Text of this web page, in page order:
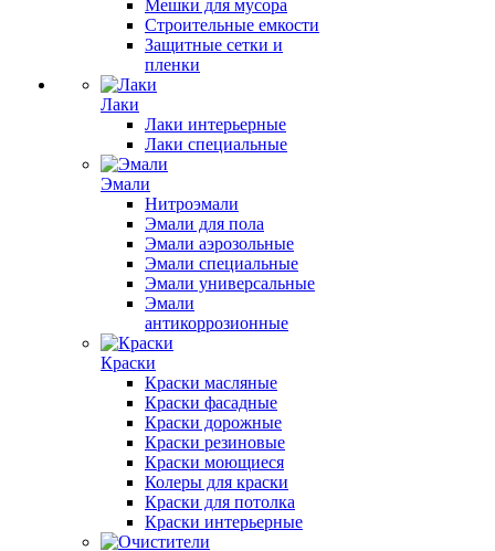
Мешки для мусора
Строительные емкости
Защитные сетки и
пленки
Лаки
Лаки интерьерные
Лаки специальные
Эмали
Нитроэмали
Эмали для пола
Эмали аэрозольные
Эмали специальные
Эмали универсальные
Эмали
антикоррозионные
Краски
Краски масляные
Краски фасадные
Краски дорожные
Краски резиновые
Краски моющиеся
Колеры для краски
Краски для потолка
Краски интерьерные